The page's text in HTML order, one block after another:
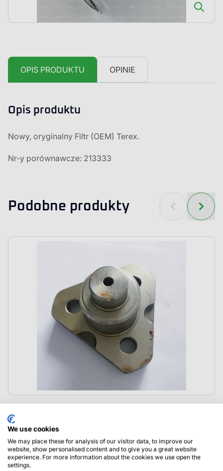
OPIS PRODUKTU OPINIE
Opis produktu
Nowy, oryginalny Filtr (OEM) Terex.
Nr-y porównawcze: 213333
Podobne produkty
We use cookies
We may place these for analysis of our visitor data, to improve our
website, show personalised content and to give you a great website
experience. For more information about the cookies we use open the
settings.